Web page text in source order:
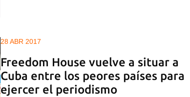
28 ABR 2017
Freedom House vuelve a situar a
Cuba entre los peores países para
ejercer el periodismo